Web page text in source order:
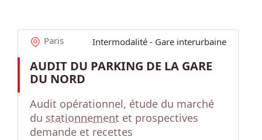
Intermodalité - Gare interurbaine
Paris
AUDIT DU PARKING DE LA GARE
DU NORD
Audit opérationnel, étude du marché
du stationnement et prospectives
demande et recettes